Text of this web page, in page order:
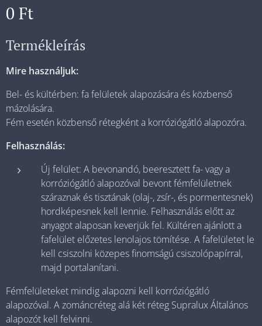
0 Ft
Termékleírás
Mire használjuk:
Bel- és kültérben: fa felületek alapozására és közbenső
mázolására.
Fém esetén közbenső rétegként a korróziógátló alapozóra.
Felhasználás:
Új felület: A bevonandó, beeresztett fa- vagy a
korróziógátló alapozóval bevont fémfelületnek
száraznak és tisztának (olaj-, zsír-, és pormentesnek)
hordképesnek kell lennie. Felhasználás előtt az
anyagot alaposan keverjük fel. Kültéren ajánlott a
fafelület előzetes lenolajos tömítése. A fafelületet le
kell csiszolni közepes finomságú csiszolópapírral,
majd portalanítani.
Fémfelületeket mindig alapozni kell korróziógátló
alapozóval. A zománcréteg alá két réteg Supralux Általános
alapozót kell felvinni.